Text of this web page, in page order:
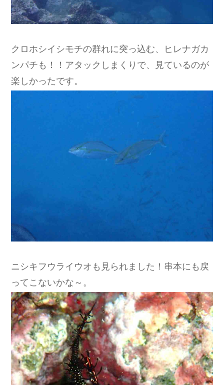
クロホシイシモチの群れに突っ込む、ヒレナガカ
ンパチも！！アタックしまくりで、見ているのが
楽しかったです。
ニシキフウライウオも見られました！串本にも戻
ってこないかな～。